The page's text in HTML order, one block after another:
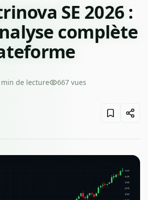
SE 2026 :
complète
min de lecture 667 vues